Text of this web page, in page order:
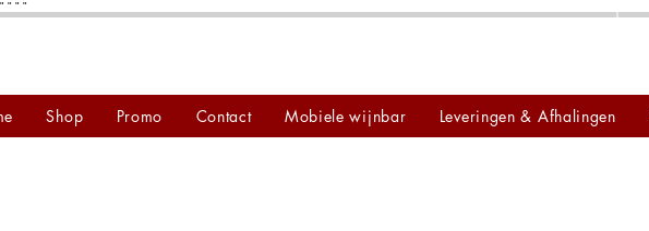
" " " "
Shop Promo Contact Mobiele wijnbar Leveringen & Afhalingen